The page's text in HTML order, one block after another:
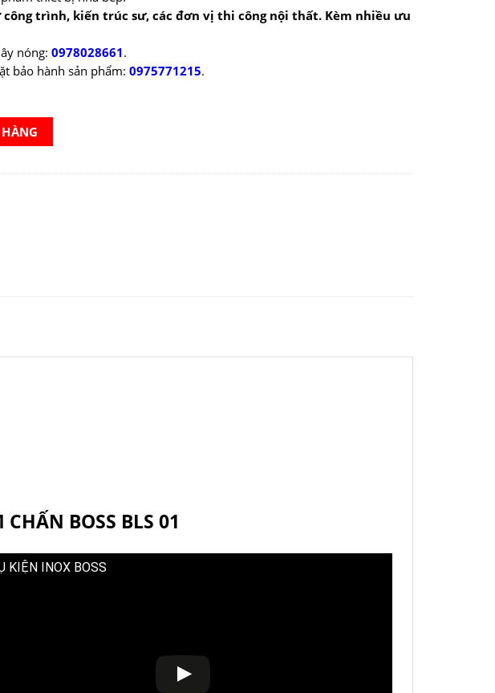
trình, kiến trúc sư, các đơn vị thi công nội thất. Kèm nhiều ưu
nóng: 0978028661.
bảo hành sản phẩm: 0975771215.
BLS 01 số lượng
BOSS BLS 01
KIỆN INOX BOSS